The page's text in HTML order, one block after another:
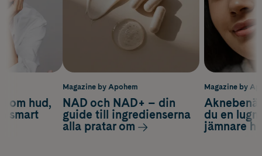
Magazine by
du en
jämnare
om hud,
smart
Magazine by Apohem
NAD och NAD+ – din
guide till ingredienserna
alla pratar om